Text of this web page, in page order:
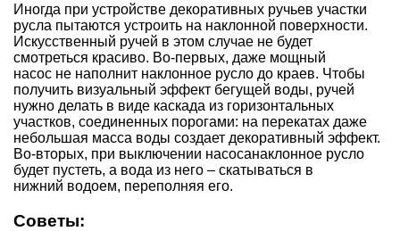
Иногда при устройстве декоративных ручьев участки
русла пытаются устроить на наклонной поверхности.
Искусственный ручей в этом случае не будет
смотреться красиво. Во-первых, даже мощный
насос не наполнит наклонное русло до краев. Чтобы
получить визуальный эффект бегущей воды, ручей
нужно делать в виде каскада из горизонтальных
участков, соединенных порогами: на перекатах даже
небольшая масса воды создает декоративный эффект.
Во-вторых, при выключении насосанаклонное русло
будет пустеть, а вода из него – скатываться в
нижний водоем, переполняя его.
Советы: